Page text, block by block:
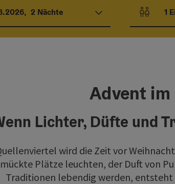
, 2 Nächte 1
Advent
Lichter, Düfte und
wird die Zeit vor
Plätze leuchten, der Duft von
Traditionen lebendig werden,